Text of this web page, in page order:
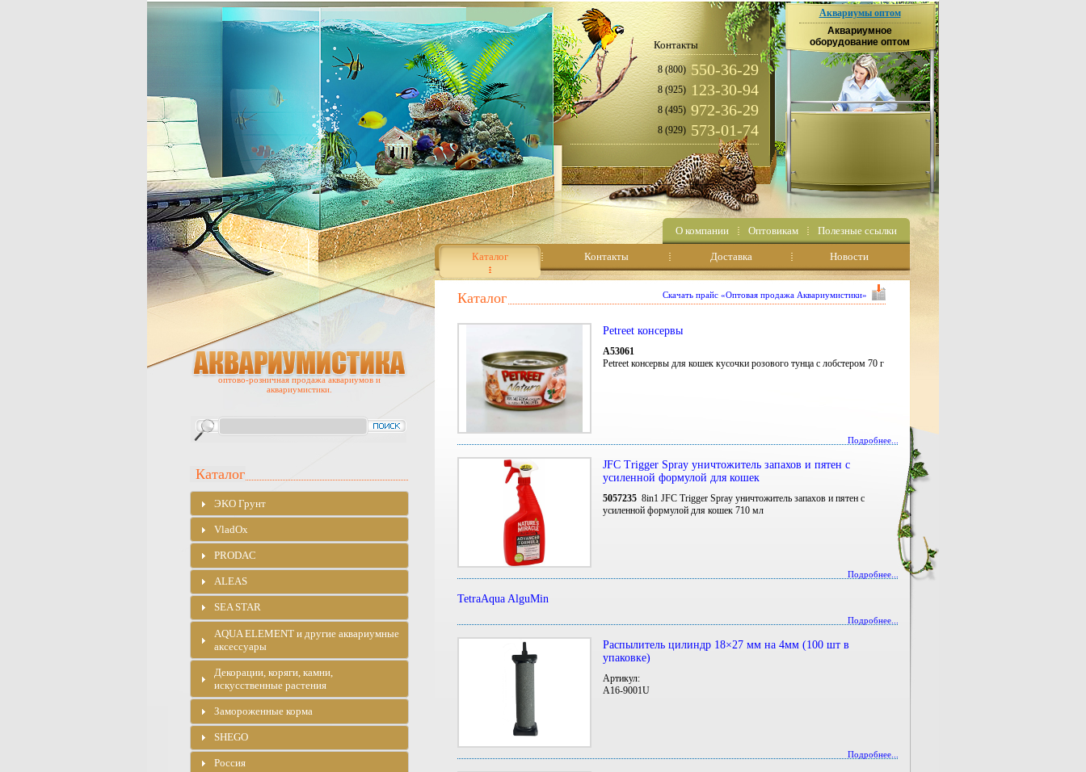
Контакты
8 (800) 550-36-29
8 (925) 123-30-94
8 (495) 972-36-29
8 (929) 573-01-74
Аквариумы оптом
Аквариумное
оборудование оптом
О компании Оптовикам Полезные ссылки
Каталог Контакты Доставка Новости
Каталог Скачать прайс «Оптовая продажа Аквариумистики»
Petreet консервы
А53061
Petreet консервы для кошек кусочки розового тунца с лобстером 70 г
Подробнее...
JFC Trigger Spray уничтожитель запахов и пятен с
усиленной формулой для кошек
5057235 8in1 JFC Trigger Spray уничтожитель запахов и пятен с
усиленной формулой для кошек 710 мл
Подробнее...
TetraAqua AlguMin
Подробнее...
Распылитель цилиндр 18×27 мм на 4мм (100 шт в
упаковке)
Артикул:
A16-9001U
Подробнее...
оптово-розничная продажа аквариумов и
аквариумистики.
Каталог
ЭKO Грунт
VladOx
PRODAC
ALEAS
SEA STAR
AQUA ELEMENT и другие аквариумные
аксессуары
Декорации, коряги, камни,
искусственные растения
Замороженные корма
SHEGO
Россия